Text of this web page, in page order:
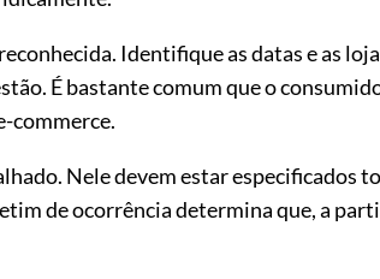
Identifique as datas e as
É bastante comum que o
commerce.
Nele devem estar especificados
de ocorrência determina que, a